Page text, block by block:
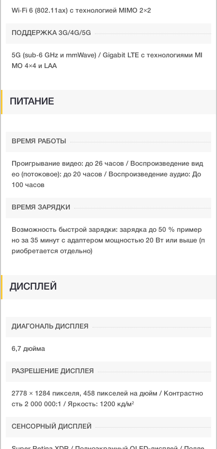
Wi‑Fi 6 (802.11ax) с технологией MIMO 2×2
ПОДДЕРЖКА 3G/4G/5G
5G (sub‑6 GHz и mmWave) / Gigabit LTE с технологиями MI
MO 4×4 и LAA
ПИТАНИЕ
ВРЕМЯ РАБОТЫ
Проигрывание видео: до 26 часов / Воспроизведение вид
ео (потоковое): до 20 часов / Воспроизведение аудио: До
100 часов
ВРЕМЯ ЗАРЯДКИ
Возможность быстрой зарядки: зарядка до 50 % пример
но за 35 минут с адаптером мощностью 20 Вт или выше (п
риобретается отдельно)
ДИСПЛЕЙ
ДИАГОНАЛЬ ДИСПЛЕЯ
6,7 дюйма
РАЗРЕШЕНИЕ ДИСПЛЕЯ
2778 × 1284 пикселя, 458 пикселей на дюйм / Контрастно
сть 2 000 000:1 / Яркость: 1200 кд/м²
СЕНСОРНЫЙ ДИСПЛЕЙ